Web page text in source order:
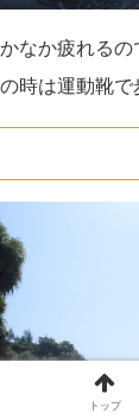
なか疲れるの
時は運動靴で
トップ